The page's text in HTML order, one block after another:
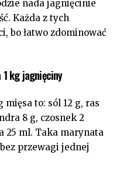
nada jagnięcinie
Każda z tych
bo łatwo zdominować
kg jagnięciny
mięsa to: sól 12 g, ras
8 g, czosnek 2
25 ml. Taka marynata
przewagi jednej